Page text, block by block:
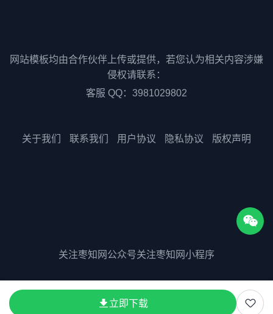
立即下载
网站模板均由合作伙伴上传或提供，若您认为相关内容涉嫌
侵权请联系：
客服 QQ：3981029802
关于我们 联系我们 用户协议 隐私协议 版权声明
关注枣知网公众号关注枣知网小程序
版权所有©2025 51zaozhi.com
粤ICP备2023075511号